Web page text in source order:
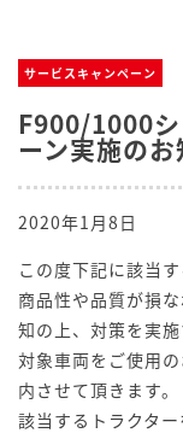
サービスキャンペーン
F900/1000
ーン実施の
2020年1月8日
この度下記に該当
商品性や品質が損
知の上、対策を実
対象車両をご使用
内させて頂きます。
該当するトラクタ